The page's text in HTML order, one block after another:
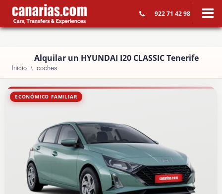
922 71 42 98
Alquilar un HYUNDAI I20 CLASSIC Tenerife
Inicio coches
ECONÓMICO FAMILIAR